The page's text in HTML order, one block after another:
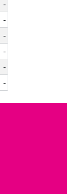
-
-
-
-
-
-